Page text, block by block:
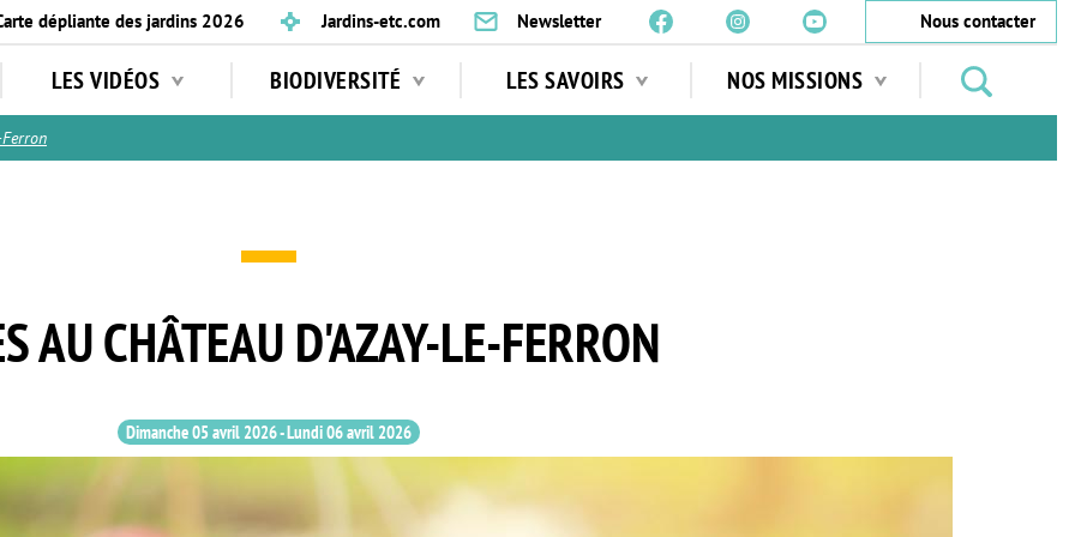
dépliante des jardins 2026 Jardins-etc.com Newsletter
Nous contacter
LES VIDÉOS BIODIVERSITÉ LES SAVOIRS NOS MISSIONS
jardins
AU CHÂTEAU D'AZAY-LE-FERRON
Dimanche 05 avril 2026-Lundi 06 avril 2026